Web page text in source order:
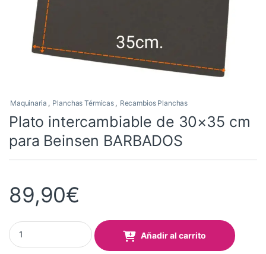
Maquinaria , Planchas Térmicas , Recambios Planchas
Plato intercambiable de 30×35 cm
para Beinsen BARBADOS
89,90€
Plato intercambiable de 30x35 cm para Beinsen BARBADOS
Añadir al carrito